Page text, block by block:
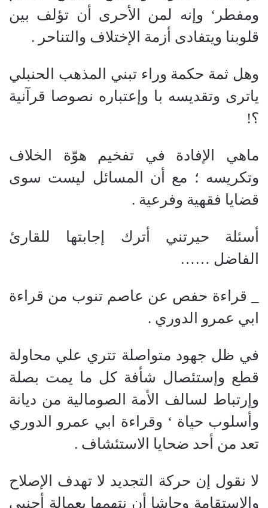
ومفطر‘ وإنه لمن الأحرى أن تؤلف بين
قلوبنا ويتفادى أزمة الإختلاف والتناحر .
وهل ثمة حكمة وراء تبني المذهب الحنبلي
ياترى وتقديسه با وإعتباره نصوصا قرآنية
؟!
ماهي الإفادة في تفخيم هوّة الخلاف
وتكريسه ؛ مع أن المسائل ليست سوى
قضايا فقهية وفرعية .
أسئلة حيرتني أترك إجابتها للقارئ
الفاضل ……
_ قراءة حفص عن عاصم تنوب من قراءة
ابي عمرو الدوري .
في ظل جهود متواصلة تتري علي محاولة
قطع وإستئصال شأفة كل ما يمت بصلة
وإرتباط لسالف الأمة الصومالية من ديانة
وأسلوب حياة ‘ وقراءة ابي عمرو الدوري
تعد من أحد ضحايا الاستئشاف .
لا نقول إن حركة التجديد لا تهدف الإصلاح
والإستقامة وحاشا أن نتهمها بعمالة أجنبي